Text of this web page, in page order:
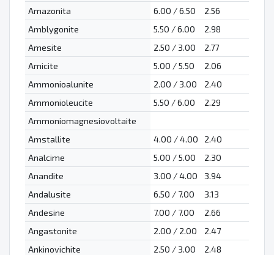
Amazonita
6.00 / 6.50
2.56
Amblygonite
5.50 / 6.00
2.98
Amesite
2.50 / 3.00
2.77
Amicite
5.00 / 5.50
2.06
Ammonioalunite
2.00 / 3.00
2.40
Ammonioleucite
5.50 / 6.00
2.29
Ammoniomagnesiovoltaite
Amstallite
4.00 / 4.00
2.40
Analcime
5.00 / 5.00
2.30
Anandite
3.00 / 4.00
3.94
Andalusite
6.50 / 7.00
3.13
Andesine
7.00 / 7.00
2.66
Angastonite
2.00 / 2.00
2.47
Ankinovichite
2.50 / 3.00
2.48